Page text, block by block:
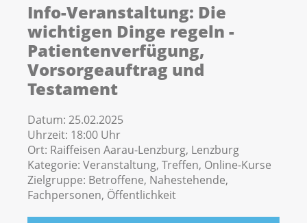
Info-Veranstaltung: Die
wichtigen Dinge regeln -
Patientenverfügung,
Vorsorgeauftrag und
Testament
Datum: 25.02.2025
Uhrzeit: 18:00 Uhr
Ort: Raiffeisen Aarau-Lenzburg, Lenzburg
Kategorie: Veranstaltung, Treffen, Online-Kurse
Zielgruppe: Betroffene, Nahestehende,
Fachpersonen, Öffentlichkeit